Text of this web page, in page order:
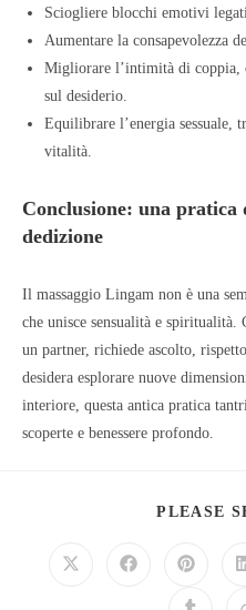
Sciogliere blocchi emotivi
Aumentare la consapevolezza
Migliorare l’intimità di coppia,
sul desiderio.
Equilibrare l’energia sessuale,
vitalità.
Conclusione: una pratica
dedizione
Il massaggio Lingam non è una
che unisce sensualità e
un partner, richiede ascolto,
desidera esplorare nuove
interiore, questa antica pratica
scoperte e benessere profondo.
PLEASE